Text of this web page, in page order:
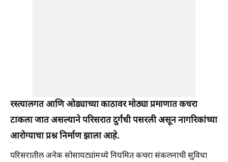
रस्त्यालगत आणि ओढ्याच्या काठावर मोठ्या प्रमाणात कचरा
टाकला जात असल्याने परिसरात दुर्गंधी पसरली असून नागरिकांच्या
आरोग्याचा प्रश्न निर्माण झाला आहे.
परिसरातील अनेक सोसायट्यांमध्ये नियमित कचरा संकलनाची सुविधा